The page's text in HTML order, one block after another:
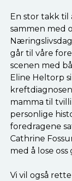
En stor takk
sammen med
går til våre
scenen med
Eline Heltorp
mamma til
personlige
foredragene
Cathrine
med å lose
Vi vil også